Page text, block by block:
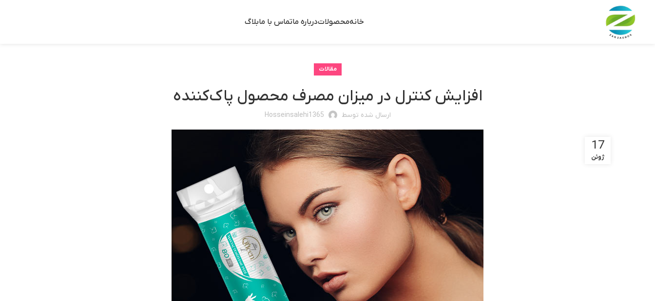
خانهمحصولاتدرباره ماتماس با مابلاگ
مقالات
افزایش کنترل در میزان مصرف محصول پاک‌کننده
ارسال شده توسط Hosseinsalehi1365
17
ژوئن